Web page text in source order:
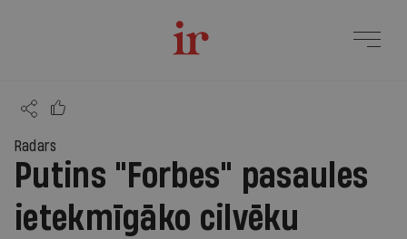
Radars
Putins "Forbes" pasaules
ietekmīgāko cilvēku